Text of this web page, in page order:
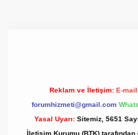
Reklam ve İletişim: E-
forumhizmeti@gmail.com
Yasal Uyarı: Sitemiz, 5651
İletişim Kurumu (BTK)